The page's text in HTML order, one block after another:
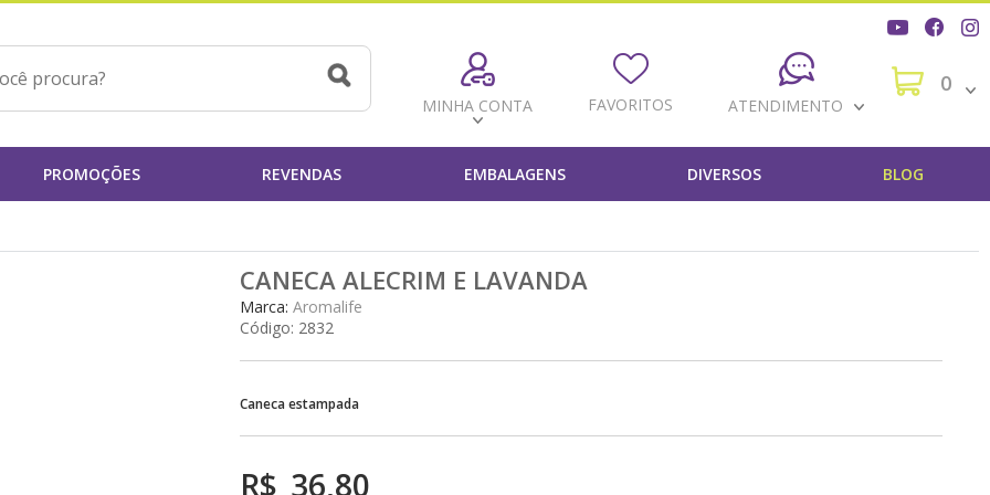
MINHA CONTA FAVORITOS ATENDIMENTO
0
PROMOÇÕES REVENDAS EMBALAGENS DIVERSOS BLOG
CANECA ALECRIM E LAVANDA
Marca:Aromalife
Código: 2832
Caneca estampada
R$ 36,80